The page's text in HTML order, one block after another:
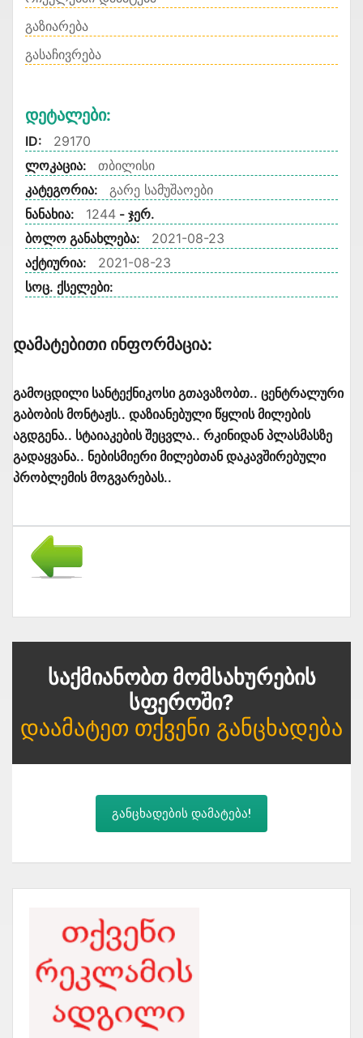
გაზიარება
გასაჩივრება
Დეტალები:
ID:
29170
ლოკაცია:
თბილისი
კატეგორია:
გარე სამუშაოები
ნანახია:
1244 - ჯერ.
ბოლო განახლება:
2021-08-23
აქტიურია:
2021-08-23
სოც. ქსელები:
Დამატებითი Ინფორმაცია:
გამოცდილი სანტექნიკოსი გთავაზობთ.. ცენტრალური
გაბობის მონტაჟს.. დაზიანებული წყლის მილების
აგდგენა.. სტაიაკების შეცვლა.. რკინიდან პლასმასზე
გადაყვანა.. ნებისმიერი მილებთან დაკავშირებული
პრობლემის მოგვარებას..
Საქმიანობთ Მომსახურების
Სფეროში?
Დაამატეთ Თქვენი Განცხადება
განცხადების დამატება!